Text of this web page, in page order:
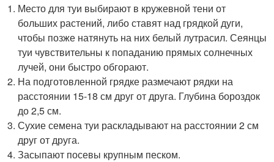
Место для туи выбирают в кружевной тени от
больших растений, либо ставят над грядкой дуги,
чтобы позже натянуть на них белый лутрасил. Сеянцы
туи чувствительны к попаданию прямых солнечных
лучей, они быстро обгорают.
На подготовленной грядке размечают рядки на
расстоянии 15-18 см друг от друга. Глубина бороздок
до 2,5 см.
Сухие семена туи раскладывают на расстоянии 2 см
друг от друга.
Засыпают посевы крупным песком.